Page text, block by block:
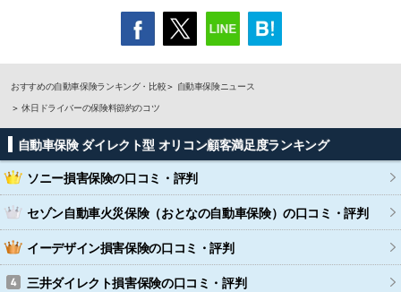
おすすめの自動車保険ランキング・比較
自動車保険ニュース
休日ドライバーの保険料節約のコツ
自動車保険 ダイレクト型 オリコン顧客満足度ランキング
ソニー損害保険の口コミ・評判
セゾン自動車火災保険（おとなの自動車保険）の口コミ・評判
イーデザイン損害保険の口コミ・評判
三井ダイレクト損害保険の口コミ・評判